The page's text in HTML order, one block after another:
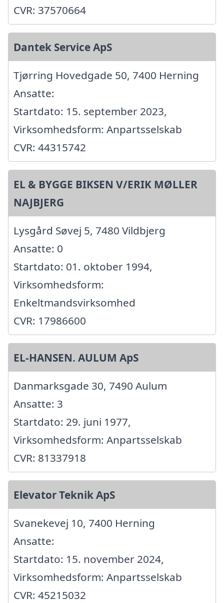
CVR: 37570664
Dantek Service ApS
Tjørring Hovedgade 50, 7400 Herning
Ansatte:
Startdato: 15. september 2023,
Virksomhedsform: Anpartsselskab
CVR: 44315742
EL & BYGGE BIKSEN V/ERIK MØLLER
NAJBJERG
Lysgård Søvej 5, 7480 Vildbjerg
Ansatte: 0
Startdato: 01. oktober 1994,
Virksomhedsform:
Enkeltmandsvirksomhed
CVR: 17986600
EL-HANSEN. AULUM ApS
Danmarksgade 30, 7490 Aulum
Ansatte: 3
Startdato: 29. juni 1977,
Virksomhedsform: Anpartsselskab
CVR: 81337918
Elevator Teknik ApS
Svanekevej 10, 7400 Herning
Ansatte:
Startdato: 15. november 2024,
Virksomhedsform: Anpartsselskab
CVR: 45215032